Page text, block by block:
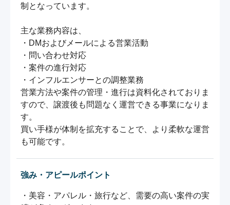
制となっています。
主な業務内容は、
・DMおよびメールによる営業活動
・問い合わせ対応
・案件の進行対応
・インフルエンサーとの調整業務
営業方法や案件の管理・進行は資料化されておりま
すので、譲渡後も問題なく運営できる事業になりま
す。
買い手様が体制を拡充することで、より柔軟な運営
も可能です。
強み・アピールポイント
・美容・アパレル・旅行など、需要の高い案件の実